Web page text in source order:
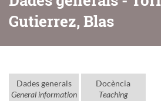
Gutierrez, Blas
Dades generals
General information
Docència
Teaching